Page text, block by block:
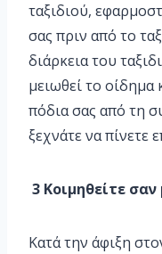
ταξιδιού,
σας πριν από το
διάρκεια του
μειωθεί το οίδημα
πόδια σας από τη
ξεχνάτε να πίνετε
3 Κοιμηθείτε
Κατά την άφιξη